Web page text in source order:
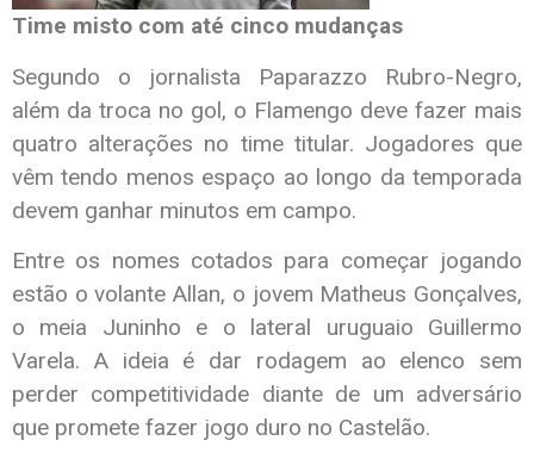
Time misto com até cinco mudanças
Segundo o jornalista Paparazzo Rubro-Negro,
além da troca no gol, o Flamengo deve fazer mais
quatro alterações no time titular. Jogadores que
vêm tendo menos espaço ao longo da temporada
devem ganhar minutos em campo.
Entre os nomes cotados para começar jogando
estão o volante Allan, o jovem Matheus Gonçalves,
o meia Juninho e o lateral uruguaio Guillermo
Varela. A ideia é dar rodagem ao elenco sem
perder competitividade diante de um adversário
que promete fazer jogo duro no Castelão.